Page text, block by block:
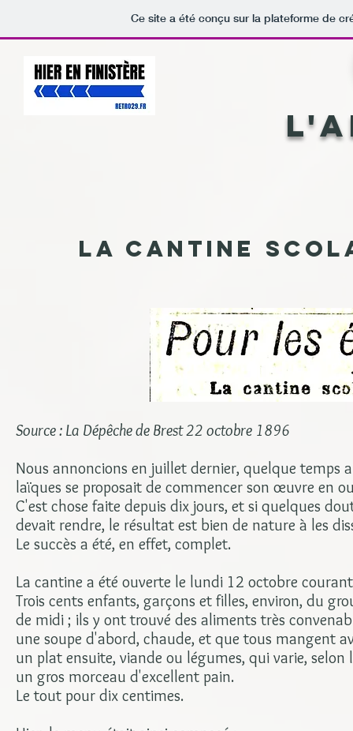
Ce site a été conçu sur la plateforme de
La cantine
Source : La Dépêche de Brest 22 octobre 1896
Nous annoncions en juillet dernier, quelque temps
laïques se proposait de commencer son œuvre en
C'est chose faite depuis dix jours, et si quelques
devait rendre, le résultat est bien de nature à les
Le succès a été, en effet, complet.
La cantine a été ouverte le lundi 12 octobre
Trois cents enfants, garçons et filles, environ, du
de midi ; ils y ont trouvé des aliments très
une soupe d'abord, chaude, et que tous mangent
un plat ensuite, viande ou légumes, qui varie,
un gros morceau d'excellent pain.
Le tout pour dix centimes.